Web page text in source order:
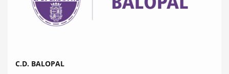
C.D. BALOPAL